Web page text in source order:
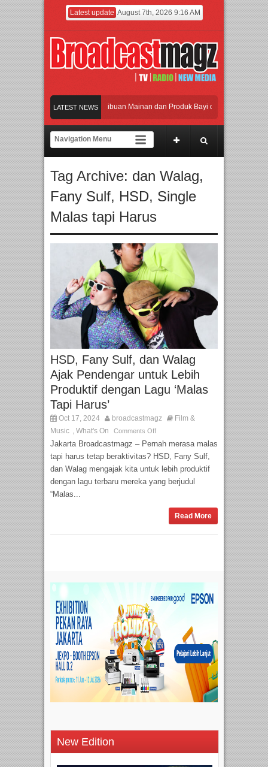
Latest update August 7th, 2026 9:16 AM
LATEST NEWS
Jakarta dengan Ribuan Mainan dan Produk Bayi dari Seluruh Dunia,
Gerbang Inovasi dan Peluang Bisnis Industri Gifts dan Housewares Asia
Perpaduan Warisan Dan Semangat Lokal, BIRKENSTOCK INDONESIA
Jakarta dengan Ribuan Mainan dan Produk Bayi dari Seluruh Dunia,
Tag Archive: dan Walag,
Fany Sulf, HSD, Single
Malas tapi Harus
HSD, Fany Sulf, dan Walag
Ajak Pendengar untuk Lebih
Produktif dengan Lagu ‘Malas
Tapi Harus’
Oct 17, 2024 broadcastmagz
Film &
Music
What's On Comments Off
Jakarta Broadcastmagz – Pernah merasa malas
tapi harus tetap beraktivitas? HSD, Fany Sulf,
dan Walag mengajak kita untuk lebih produktif
dengan lagu terbaru mereka yang berjudul
“Malas...
Read More
New Edition